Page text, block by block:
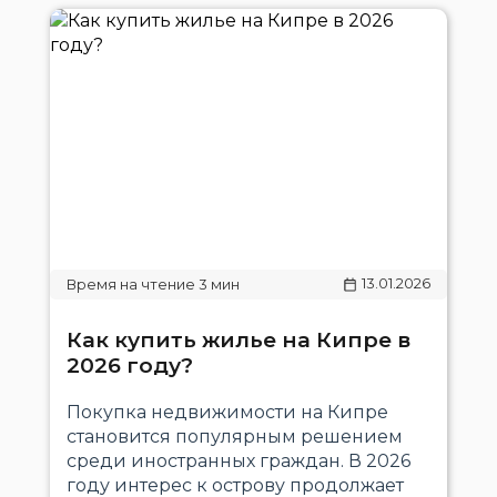
13.01.2026
Как купить жилье на Кипре в
2026 году?
Покупка недвижимости на Кипре
становится популярным решением
среди иностранных граждан. В 2026
году интерес к острову продолжает